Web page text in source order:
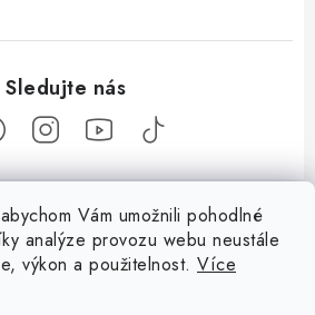
Vám umožnili pohodlné
analýze provozu webu neustále
výkon a použitelnost. Více